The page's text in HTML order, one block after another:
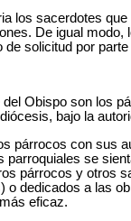
los sacerdotes
De igual
de solicitud por
Obispo son los
bajo la
párrocos con sus
se
párrocos y otros
dedicados a las
eficaz.